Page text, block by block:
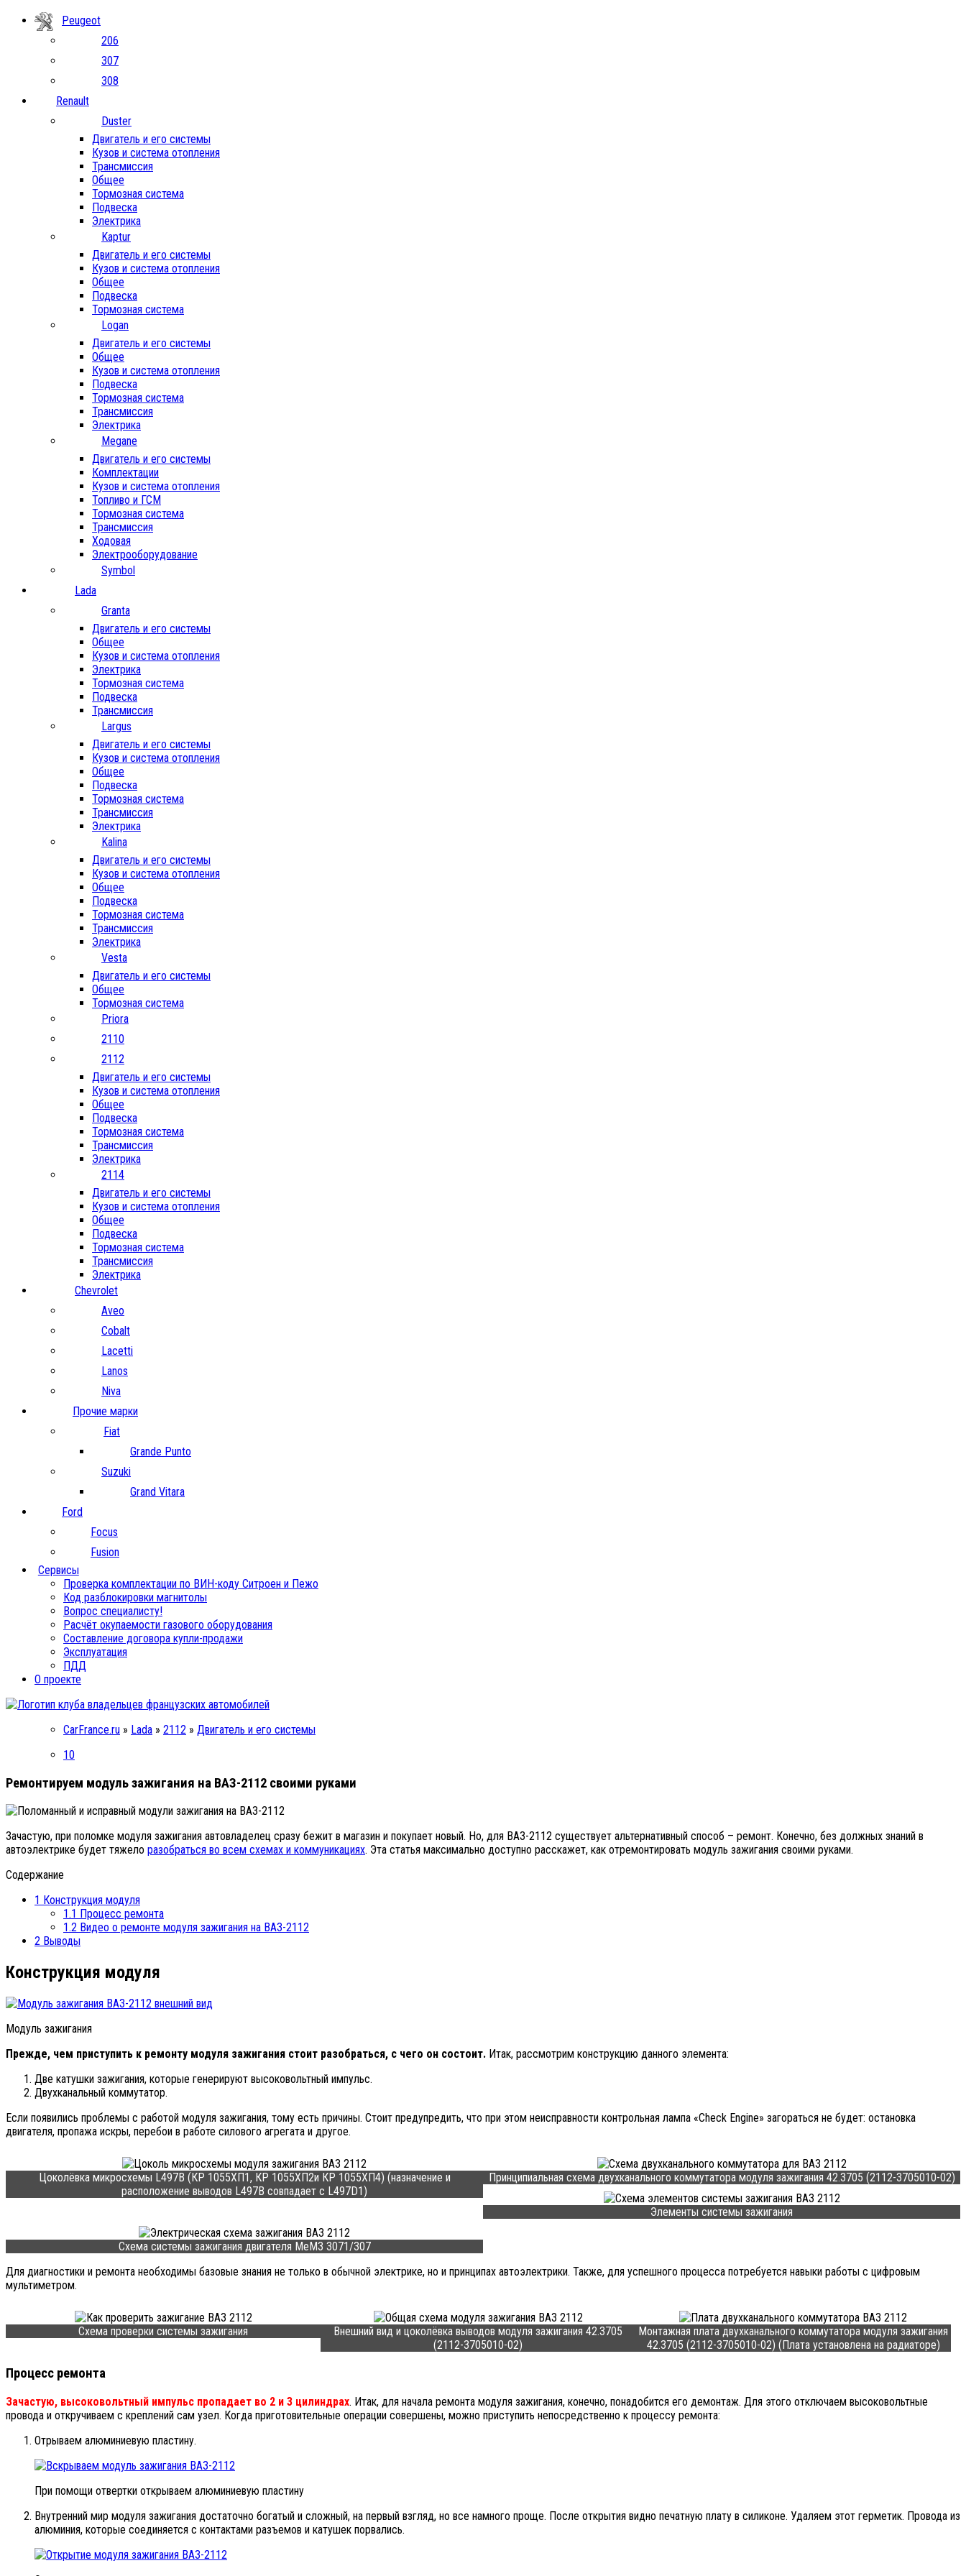
Peugeot
206
307
308
Renault
Duster
Двигатель и его системы
Кузов и система отопления
Трансмиссия
Общее
Тормозная система
Подвеска
Электрика
Kaptur
Двигатель и его системы
Кузов и система отопления
Общее
Подвеска
Тормозная система
Logan
Двигатель и его системы
Общее
Кузов и система отопления
Подвеска
Тормозная система
Трансмиссия
Электрика
Megane
Двигатель и его системы
Комплектации
Кузов и система отопления
Топливо и ГСМ
Тормозная система
Трансмиссия
Ходовая
Электрооборудование
Symbol
Lada
Granta
Двигатель и его системы
Общее
Кузов и система отопления
Электрика
Тормозная система
Подвеска
Трансмиссия
Largus
Двигатель и его системы
Кузов и система отопления
Общее
Подвеска
Тормозная система
Трансмиссия
Электрика
Kalina
Двигатель и его системы
Кузов и система отопления
Общее
Подвеска
Тормозная система
Трансмиссия
Электрика
Vesta
Двигатель и его системы
Общее
Тормозная система
Priora
2110
2112
Двигатель и его системы
Кузов и система отопления
Общее
Подвеска
Тормозная система
Трансмиссия
Электрика
2114
Двигатель и его системы
Кузов и система отопления
Общее
Подвеска
Тормозная система
Трансмиссия
Электрика
Chevrolet
Aveo
Cobalt
Lacetti
Lanos
Niva
Прочие марки
Fiat
Grande Punto
Suzuki
Grand Vitara
Ford
Focus
Fusion
Сервисы
Проверка комплектации по ВИН-коду Ситроен и Пежо
Код разблокировки магнитолы
Вопрос специалисту!
Расчёт окупаемости газового оборудования
Составление договора купли-продажи
Эксплуатация
ПДД
О проекте
CarFrance.ru » Lada » 2112 » Двигатель и его системы
10
Ремонтируем модуль зажигания на ВАЗ-2112 своими руками
Зачастую, при поломке модуля зажигания автовладелец сразу бежит в магазин и покупает новый. Но, для ВАЗ-2112 существует альтернативный способ – ремонт. Конечно, без должных знаний в
автоэлектрике будет тяжело разобраться во всем схемах и коммуникациях. Эта статья максимально доступно расскажет, как отремонтировать модуль зажигания своими руками.
Содержание
1 Конструкция модуля
1.1 Процесс ремонта
1.2 Видео о ремонте модуля зажигания на ВАЗ-2112
2 Выводы
Конструкция модуля
Модуль зажигания
Прежде, чем приступить к ремонту модуля зажигания стоит разобраться, с чего он состоит. Итак, рассмотрим конструкцию данного элемента:
Две катушки зажигания, которые генерируют высоковольтный импульс.
Двухканальный коммутатор.
Если появились проблемы с работой модуля зажигания, тому есть причины. Стоит предупредить, что при этом неисправности контрольная лампа «Check Engine» загораться не будет: остановка
двигателя, пропажа искры, перебои в работе силового агрегата и другое.
Цоколёвка микросхемы L497B (КР 1055ХП1, КР 1055ХП2и КР 1055ХП4) (назначение и
расположение выводов L497B совпадает с L497D1)
Принципиальная схема двухканального коммутатора модуля зажигания 42.3705 (2112-3705010-02)
Элементы системы зажигания
Схема системы зажигания двигателя МеМЗ 3071/307
Для диагностики и ремонта необходимы базовые знания не только в обычной электрике, но и принципах автоэлектрики. Также, для успешного процесса потребуется навыки работы с цифровым
мультиметром.
Схема проверки системы зажигания
Внешний вид и цоколёвка выводов модуля зажигания 42.3705
(2112-3705010-02)
Монтажная плата двухканального коммутатора модуля зажигания
42.3705 (2112-3705010-02) (Плата установлена на радиаторе)
Процесс ремонта
Зачастую, высоковольтный импульс пропадает во 2 и 3 цилиндрах. Итак, для начала ремонта модуля зажигания, конечно, понадобится его демонтаж. Для этого отключаем высоковольтные
провода и откручиваем с креплений сам узел. Когда приготовительные операции совершены, можно приступить непосредственно к процессу ремонта:
Отрываем алюминиевую пластину.
При помощи отвертки открываем алюминиевую пластину
Внутренний мир модуля зажигания достаточно богатый и сложный, на первый взгляд, но все намного проще. После открытия видно печатную плату в силиконе. Удаляем этот герметик. Провода из
алюминия, которые соединяется с контактами разъемов и катушек порвались.